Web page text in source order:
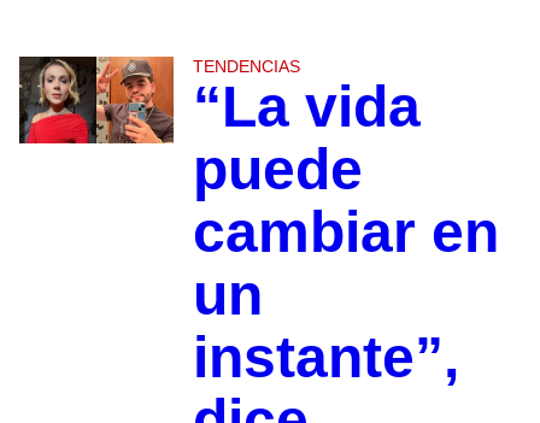
TENDENCIAS
“La vida
puede
cambiar en
un
instante”,